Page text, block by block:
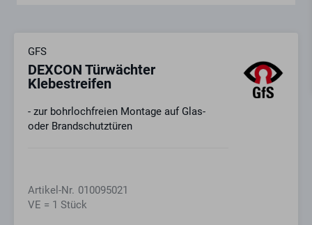
GFS
DEXCON Türwächter
Klebestreifen
- zur bohrlochfreien Montage auf Glas-
oder Brandschutztüren
Artikel-Nr. 010095021
VE = 1 Stück